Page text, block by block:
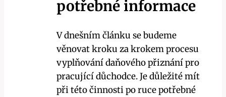
potřebné informace
V dnešním článku se budeme
věnovat kroku za krokem procesu
vyplňování daňového přiznání pro
pracující důchodce. Je důležité mít
při této činnosti po ruce potřebné